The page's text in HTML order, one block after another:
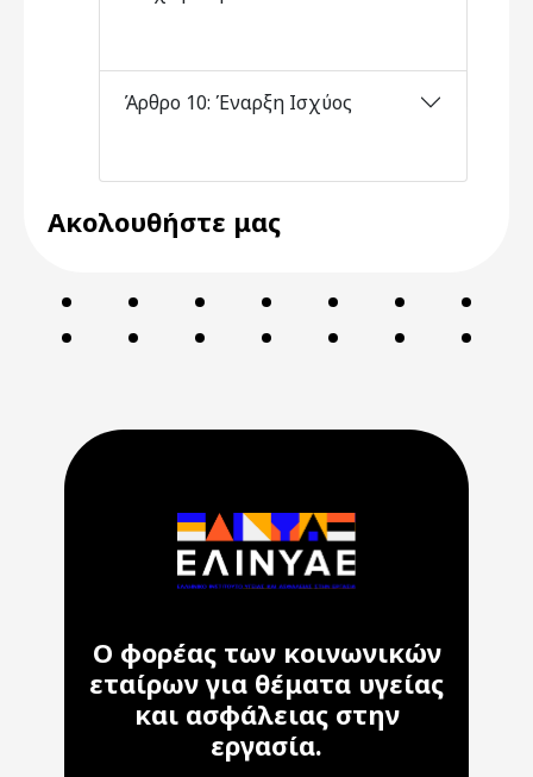
Άρθρο 10: Έναρξη Ισχύος
Ακολουθήστε μας
Ο φορέας των κοινωνικών
εταίρων για θέματα υγείας
και ασφάλειας στην
εργασία.